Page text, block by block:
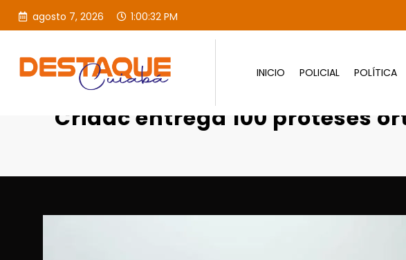
agosto 7, 2026 1:00:33 PM
INICIO POLICIAL POLÍTICA
Página inicial Cridac entrega
Cridac entrega 100 próteses